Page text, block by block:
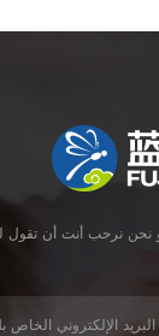
نحن نرحب أنت أن تقول